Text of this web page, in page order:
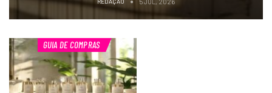
GUIA DE COMPRAS